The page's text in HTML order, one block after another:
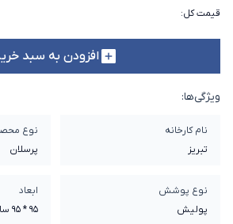
قیمت کل:
افزودن به سبد
ویژگی‌ها:
نام کارخانه
تبریز
نوع
پرسلان
نوع پوشش
پولیش
ابعاد
95 * 95 سانتی متر